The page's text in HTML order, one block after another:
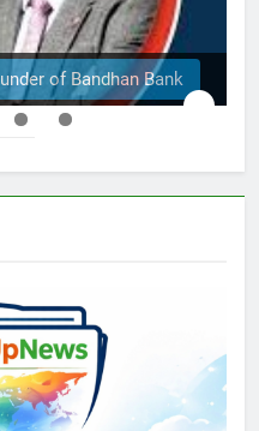
The Structural Engineers Ltd |